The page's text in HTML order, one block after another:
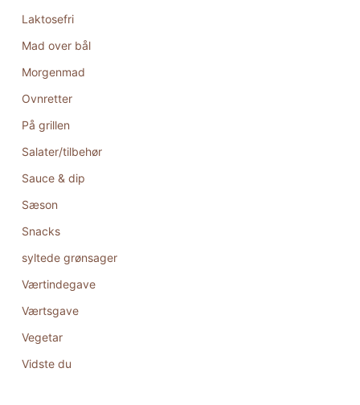
Laktosefri
Mad over bål
Morgenmad
Ovnretter
På grillen
Salater/tilbehør
Sauce & dip
Sæson
Snacks
syltede grønsager
Værtindegave
Værtsgave
Vegetar
Vidste du